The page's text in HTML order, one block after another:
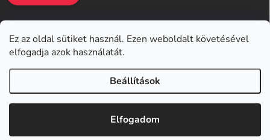
Ez az oldal sütiket használ. Ezen weboldalt követésével
elfogadja azok használatát.
Beállítások
Elfogadom
Earplugs.cz Earplugs.sk
Earplugs.at Earplugs.ro Lunesto.cz
Earplugs.hu . Minden jog fenntartva.